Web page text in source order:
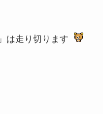
」は走り切ります